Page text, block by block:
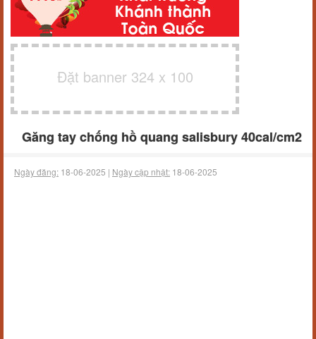
Đặt banner 324 x 100
Găng tay chống hồ quang salisbury 40cal/cm2
Ngày đăng: 18-06-2025 | Ngày cập nhật: 18-06-2025